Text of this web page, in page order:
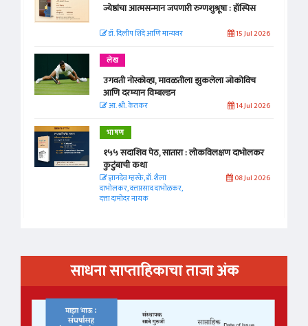
ज्येष्ठांचा आत्मसन्मान जपणारी रुग्णशुश्रूषा : हॉस्पिस
डॉ. दिलीप शिंदे आणि मान्यवर 15 Jul 2026
लेख
उगवती नोस्कोव्हा, मावळतीला झुकलेला जोकोविच
आणि दरम्यान विम्बल्डन
आ. श्री. केतकर 14 Jul 2026
भाषण
१५५ सदाशिव पेठ, सातारा : लोकविलक्षण दाभोलकर
कुटुंबाची कथा
ज्ञानदेव म्हस्के, डॉ. शैला
दाभोलकर, दत्तप्रसाद दाभोळकर,
दत्ता दामोदर नायक
08 Jul 2026
साधना साप्ताहिकाचा ताजा अंक